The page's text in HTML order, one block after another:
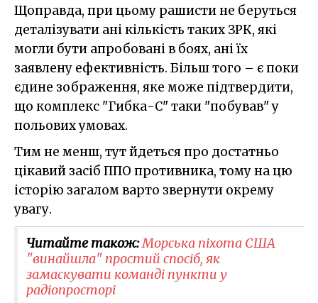
Щоправда, при цьому рашисти не беруться
деталізувати ані кількість таких ЗРК, які
могли бути апробовані в боях, ані їх
заявлену ефективність. Більш того – є поки
єдине зображення, яке може підтвердити,
що комплекс "Гибка-С" таки "побував" у
польових умовах.
Тим не менш, тут йдеться про достатньо
цікавий засіб ППО противника, тому на цю
історію загалом варто звернути окрему
увагу.
Читайте також:Морська піхота США
"винайшла" простий спосіб, як
замаскувати команді пункти у
радіопросторі